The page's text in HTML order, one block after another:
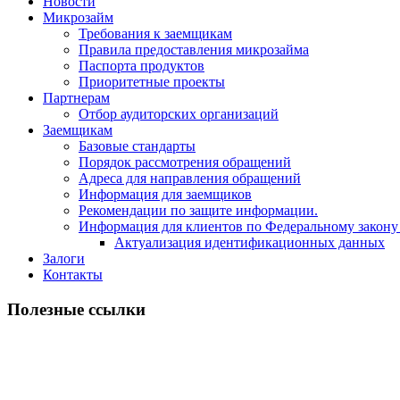
Микрозайм
Требования к заемщикам
Правила предоставления микрозайма
Паспорта продуктов
Приоритетные проекты
Партнерам
Отбор аудиторских организаций
Заемщикам
Базовые стандарты
Порядок рассмотрения обращений
Адреса для направления обращений
Информация для заемщиков
Рекомендации по защите информации.
Информация для клиентов по Федеральному
Актуализация идентификационных данных
Залоги
Контакты
Полезные ссылки